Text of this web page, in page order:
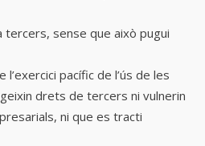
tercers, sense que això pugui
pacífic de l’ús de les
drets de tercers ni vulnerin
ni que es tracti